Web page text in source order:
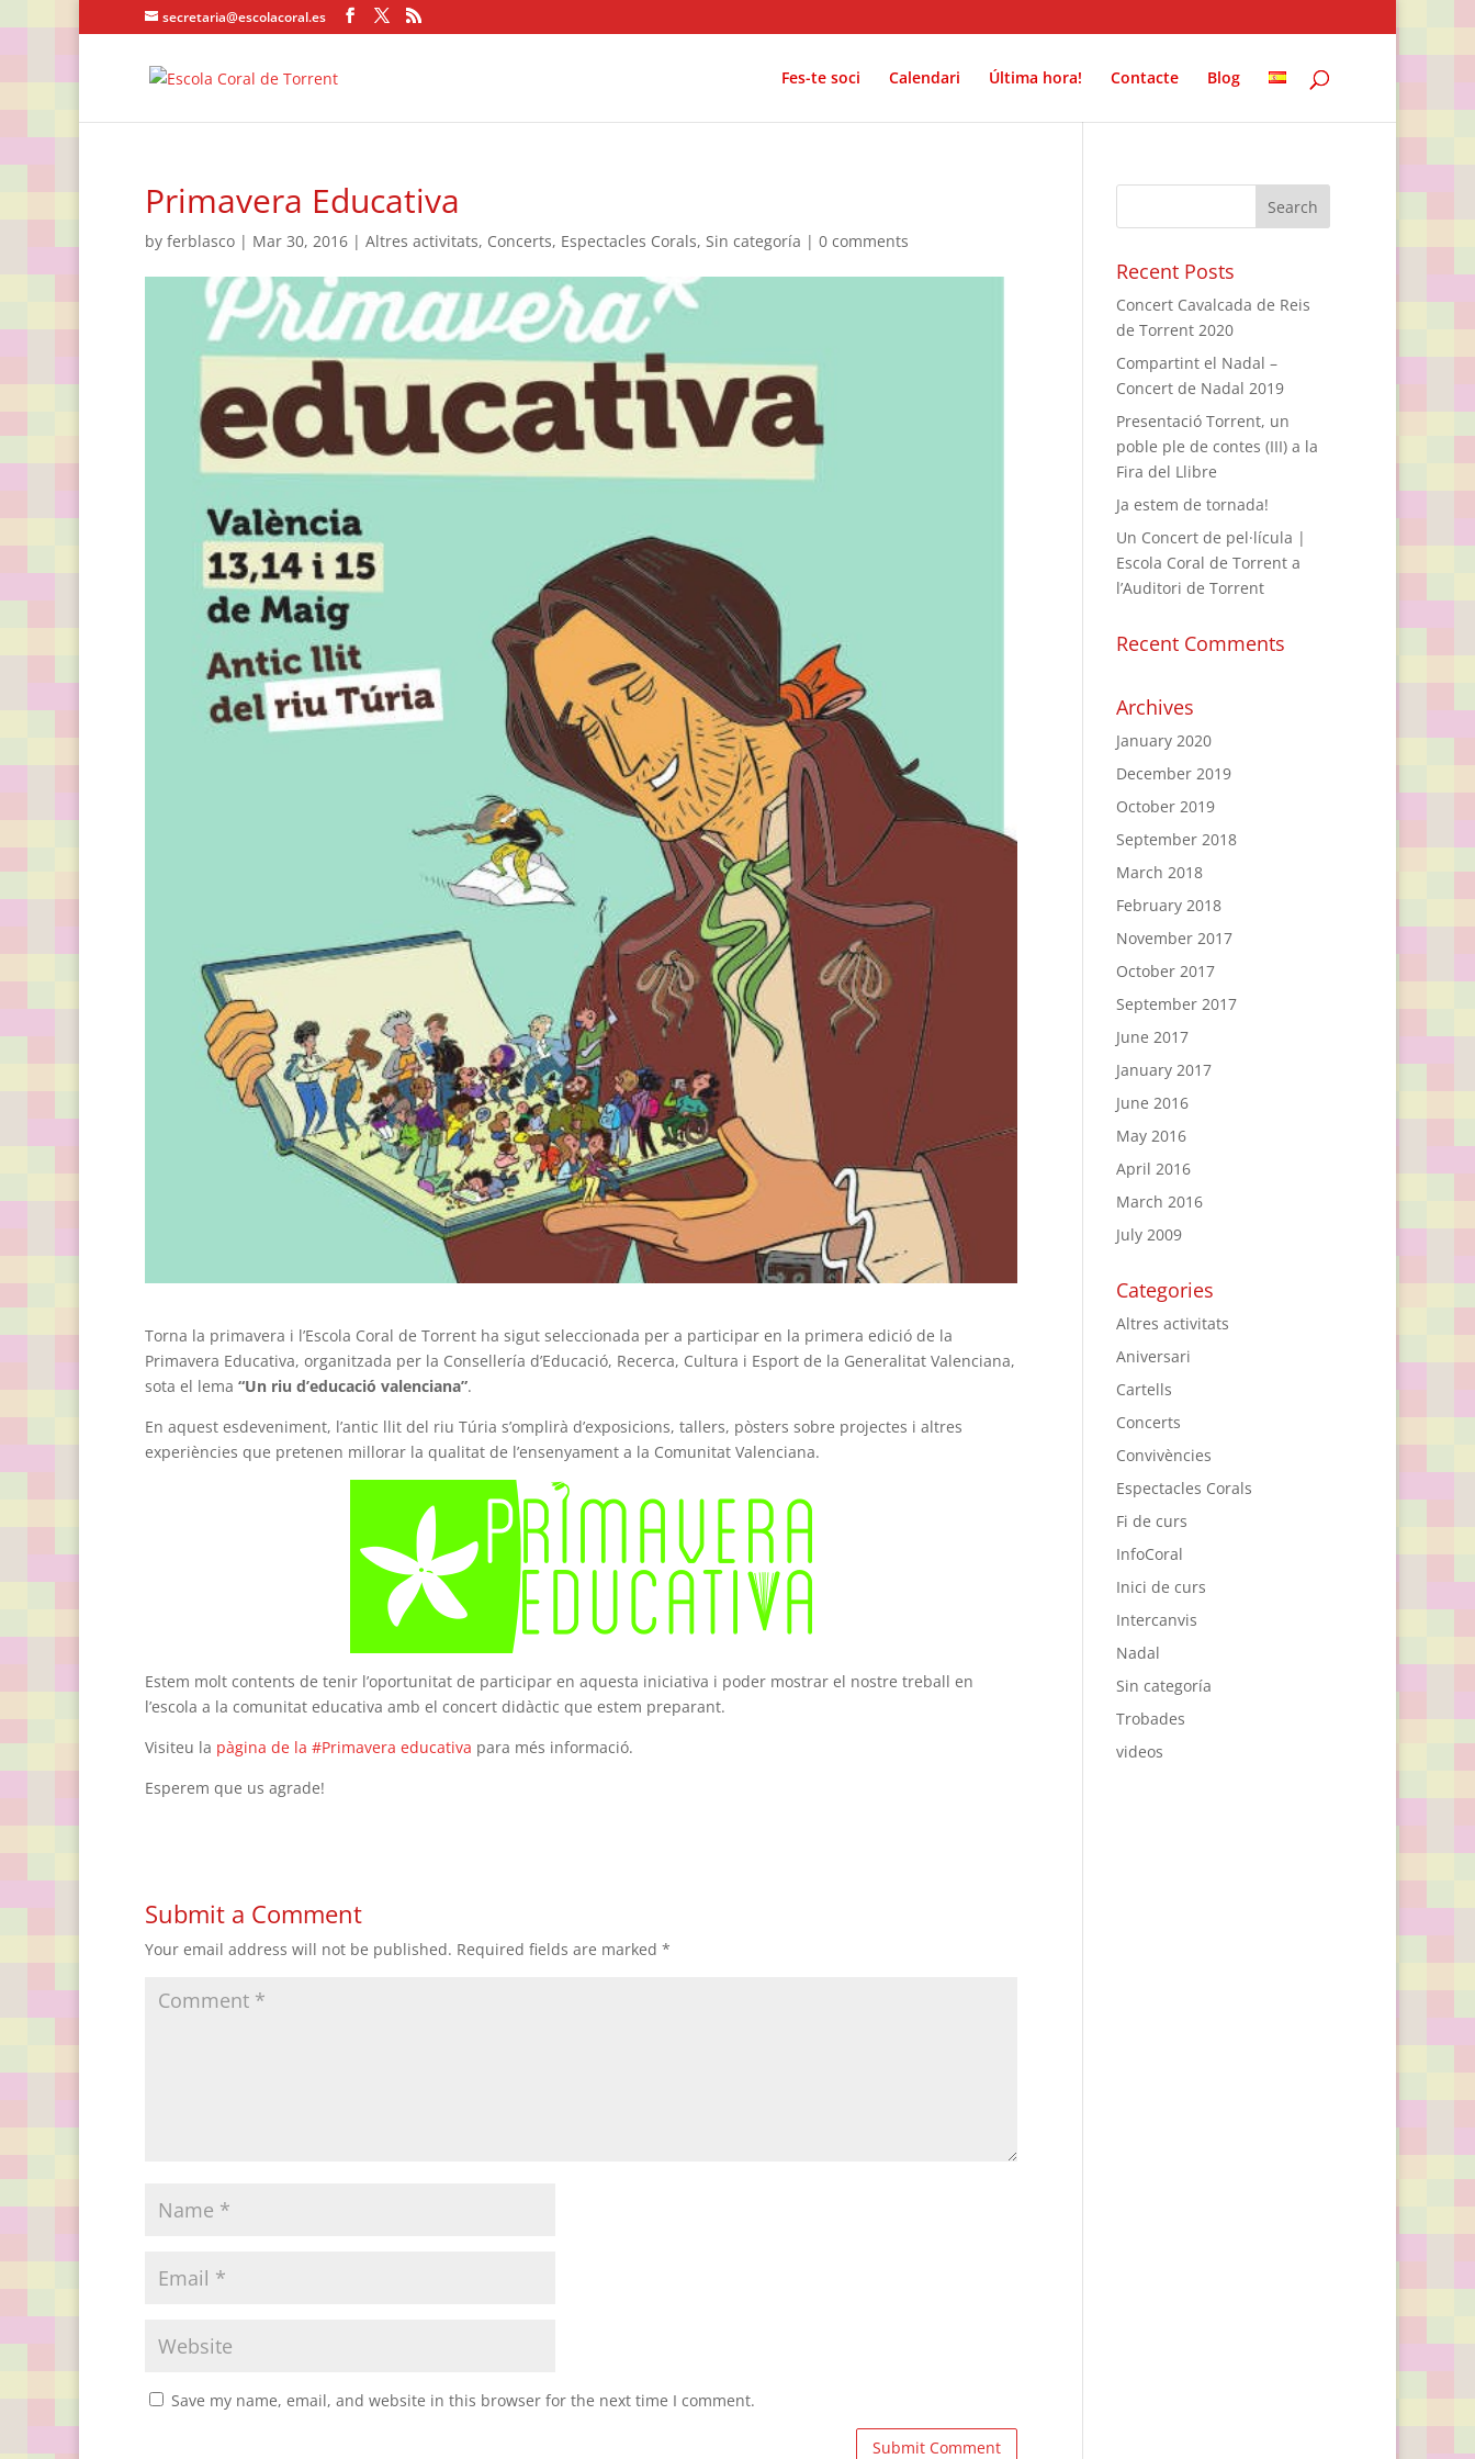
secretaria@escolacoral.es
Fes-te soci Calendari Última hora! Contacte Blog
Primavera Educativa
by ferblasco | Mar 30, 2016 | Altres activitats, Concerts, Espectacles Corals, Sin categoría | 0 comments
Torna la primavera i l’Escola Coral de Torrent ha sigut seleccionada per a participar en la primera edició de la
Primavera Educativa, organitzada per la Consellería d’Educació, Recerca, Cultura i Esport de la Generalitat Valenciana,
sota el lema “Un riu d’educació valenciana”.
En aquest esdeveniment, l’antic llit del riu Túria s’omplirà d’exposicions, tallers, pòsters sobre projectes i altres
experiències que pretenen millorar la qualitat de l’ensenyament a la Comunitat Valenciana.
Estem molt contents de tenir l’oportunitat de participar en aquesta iniciativa i poder mostrar el nostre treball en
l’escola a la comunitat educativa amb el concert didàctic que estem preparant.
Visiteu la pàgina de la #Primavera educativa para més informació.
Esperem que us agrade!
Submit a Comment
Your email address will not be published. Required fields are marked *
Save my name, email, and website in this browser for the next time I comment.
Recent Posts
Concert Cavalcada de Reis
de Torrent 2020
Compartint el Nadal –
Concert de Nadal 2019
Presentació Torrent, un
poble ple de contes (III) a la
Fira del Llibre
Ja estem de tornada!
Un Concert de pel·lícula |
Escola Coral de Torrent a
l’Auditori de Torrent
Recent Comments
Archives
January 2020
December 2019
October 2019
September 2018
March 2018
February 2018
November 2017
October 2017
September 2017
June 2017
January 2017
June 2016
May 2016
April 2016
March 2016
July 2009
Categories
Altres activitats
Aniversari
Cartells
Concerts
Convivències
Espectacles Corals
Fi de curs
InfoCoral
Inici de curs
Intercanvis
Nadal
Sin categoría
Trobades
videos